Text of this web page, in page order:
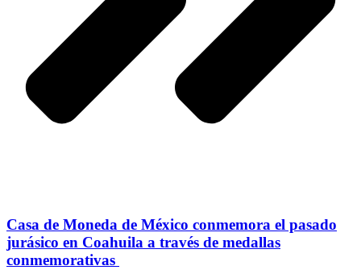
Casa de Moneda de México conmemora el pasado
jurásico en Coahuila a través de medallas
conmemorativas